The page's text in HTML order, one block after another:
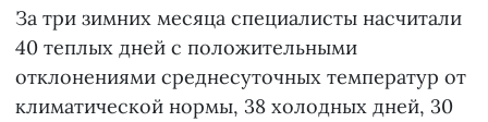
За три зимних месяца специалисты насчитали
40 теплых дней с положительными
отклонениями среднесуточных температур от
климатической нормы, 38 холодных дней, 30